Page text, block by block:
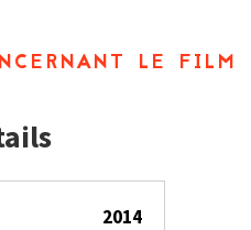
le film
2014